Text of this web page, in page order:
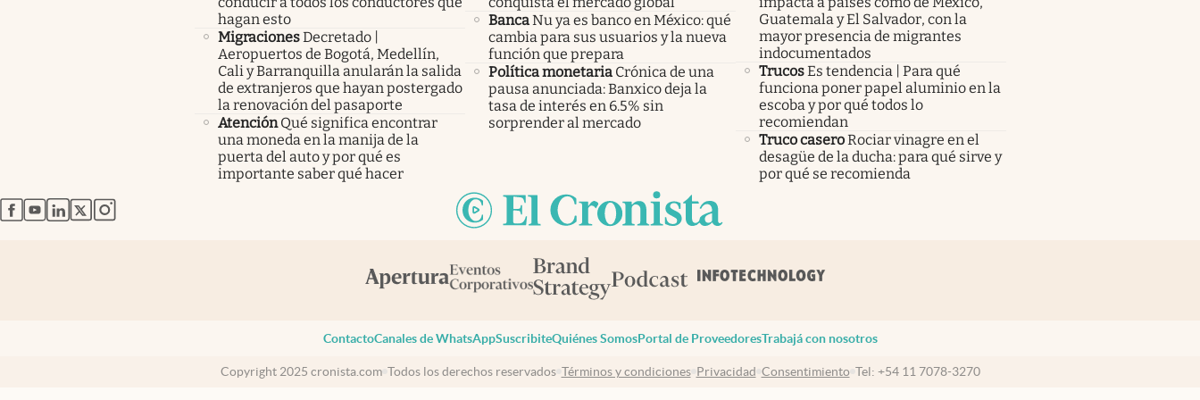
hagan esto
MigracionesDecretado |
Aeropuertos de Bogotá, Medellín,
Cali y Barranquilla anularán la salida
de extranjeros que hayan postergado
la renovación del pasaporte
Atención Qué significa encontrar
una moneda en la manija de la
puerta del auto y por qué es
importante saber qué hacer
BancaNu ya es banco en México: qué
cambia para sus usuarios y la nueva
función que prepara
Política monetaria Crónica de una
pausa anunciada: Banxico deja la
tasa de interés en 6.5% sin
sorprender al mercado
Guatemala y El Salvador, con la
mayor presencia de migrantes
indocumentados
TrucosEs tendencia | Para qué
funciona poner papel aluminio en la
escoba y por qué todos lo
recomiendan
Truco caseroRociar vinagre en el
desagüe de la ducha: para qué sirve y
por qué se recomienda
abre en nueva pestaña
abre en nueva pestaña
abre en nueva pestaña
abre en nueva pestaña
abre en nueva pestaña
ContactoCanales de WhatsAppSuscribiteQuiénes SomosPortal de ProveedoresTrabajá con nosotros
Copyright 2025 cronista.com Todos los derechos reservados Términos y condiciones Privacidad Consentimiento Tel: +54 11 7078-3270